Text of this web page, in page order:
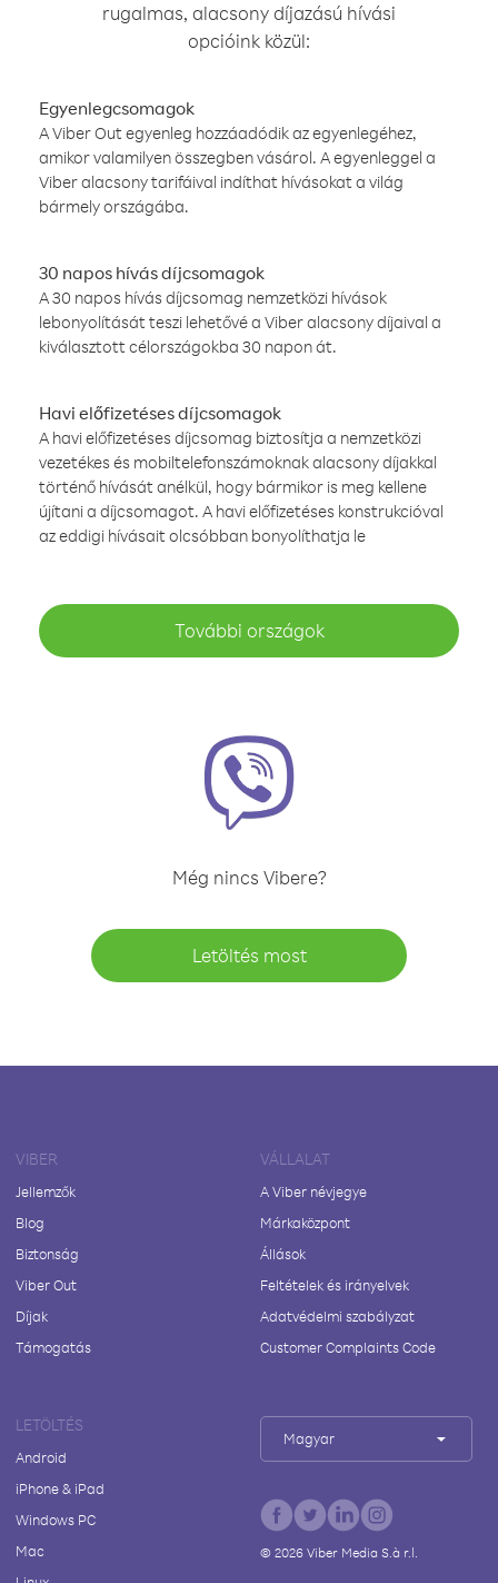
rugalmas, alacsony díjazású hívási
opcióink közül:
Egyenlegcsomagok
A Viber Out egyenleg hozzáadódik az egyenlegéhez,
amikor valamilyen összegben vásárol. A egyenleggel a
Viber alacsony tarifáival indíthat hívásokat a világ
bármely országába.
30 napos hívás díjcsomagok
A 30 napos hívás díjcsomag nemzetközi hívások
lebonyolítását teszi lehetővé a Viber alacsony díjaival a
kiválasztott célországokba 30 napon át.
Havi előfizetéses díjcsomagok
A havi előfizetéses díjcsomag biztosítja a nemzetközi
vezetékes és mobiltelefonszámoknak alacsony díjakkal
történő hívását anélkül, hogy bármikor is meg kellene
újítani a díjcsomagot. A havi előfizetéses konstrukcióval
az eddigi hívásait olcsóbban bonyolíthatja le
További országok
Még nincs Vibere?
Letöltés most
VIBER
Jellemzők
Blog
Biztonság
Viber Out
Díjak
Támogatás
VÁLLALAT
A Viber névjegye
Márkaközpont
Állások
Feltételek és irányelvek
Adatvédelmi szabályzat
Customer Complaints Code
LETÖLTÉS
Android
iPhone & iPad
Windows PC
Mac
Magyar
© 2026Viber Media S.à r.l.